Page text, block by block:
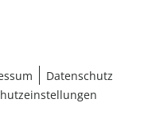
Datenschutz